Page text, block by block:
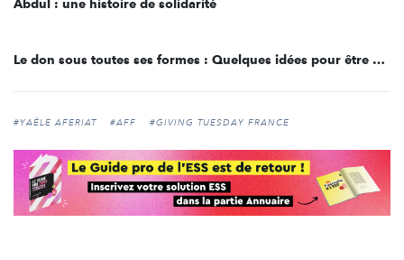
Abdul : une histoire de solidarité
Le don sous toutes ses formes : Quelques idées pour être solidaire !
#YAËLE AFERIAT #AFF #GIVING TUESDAY FRANCE